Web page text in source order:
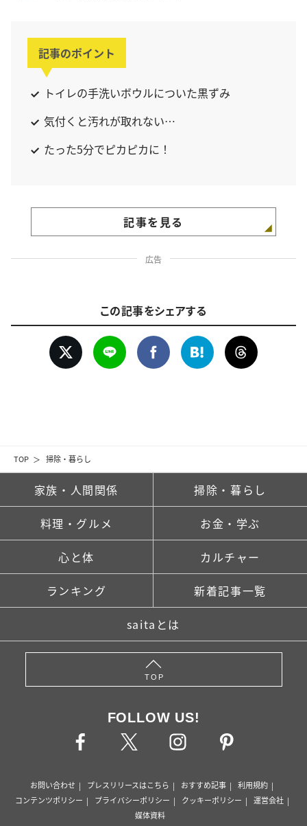
TOP 掃除・暮らし
記事のポイント
トイレの手洗いボウルについた黒ずみ
気付くと汚れが取れない…
たった5分でピカピカに！
記事を見る
広告
この記事をシェアする
家族・人間関係 掃除・暮らし
料理・グルメ お金・学ぶ
心と体 カルチャー
ランキング 新着記事一覧
saitaとは
TOP
FOLLOW US!
お問い合わせ プレスリリースはこちら おすすめ記事
利用規約
コンテンツポリシー
プライバシーポリシー クッキーポリシー
運営会社
媒体資料